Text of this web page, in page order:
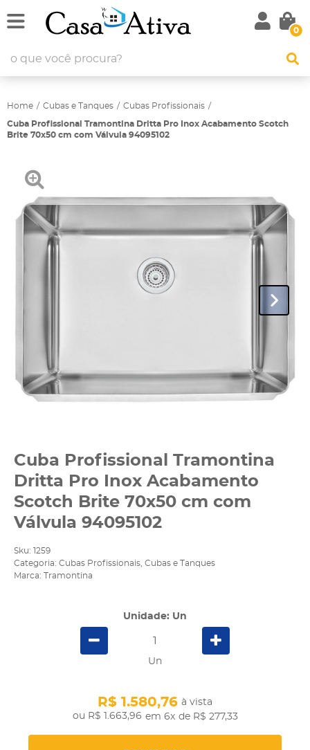
0
Home Cubas e Tanques Cubas Profissionais
Cuba Profissional Tramontina Dritta Pro Inox Acabamento Scotch
Brite 70x50 cm com Válvula 94095102
Cuba Profissional Tramontina
Dritta Pro Inox Acabamento
Scotch Brite 70x50 cm com
Válvula 94095102
Sku:
1259
Categoria: Cubas Profissionais Cubas e Tanques
Marca:
Tramontina
Unidade: Un
Un
R$ 1.663,96
R$ 1.580,76 à vista
em 6x de R$ 277,33